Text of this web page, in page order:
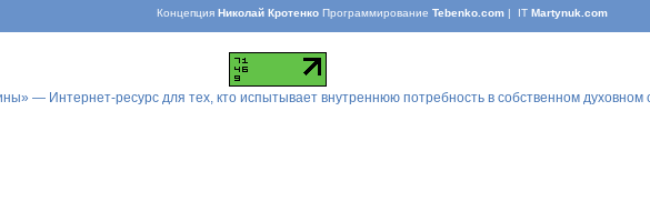
КонцепцияНиколай Кротенко ПрограммированиеTebenko.com | ITMartynuk.com
— Интернет-ресурс для тех, кто испытывает внутреннюю потребность в собственном духовном